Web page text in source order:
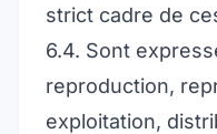
strict cadre de
6.4. Sont
reproduction,
exploitation,